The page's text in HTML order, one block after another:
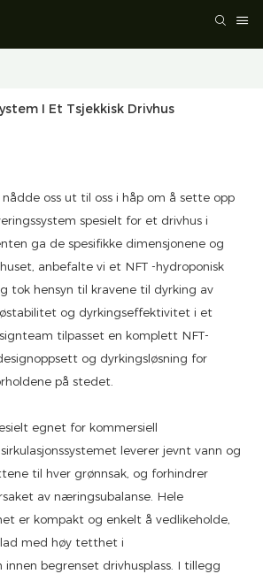
I Et Tsjekkisk Drivhus
nådde oss ut til oss i håp om å sette opp
spesielt for et drivhus i
ga de spesifikke dimensjonene og
anbefalte vi et NFT -hydroponisk
tok hensyn til kravene til dyrking av
og dyrkingseffektivitet i et
tilpasset en komplett NFT-
og dyrkingsløsning for
på stedet.
egnet for kommersiell
leverer jevnt vann og
til hver grønnsak, og forhindrer
av næringsubalanse. Hele
er kompakt og enkelt å vedlikeholde,
med høy tetthet i
innen begrenset drivhusplass. I tillegg